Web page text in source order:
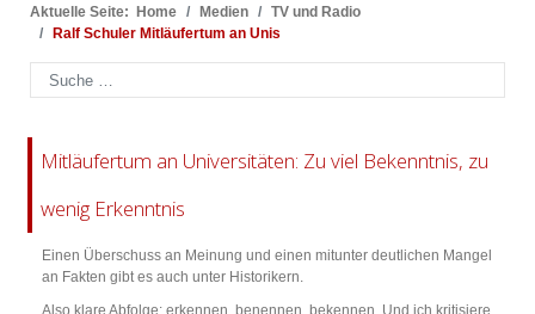
Aktuelle Seite: Home Medien
TV und Radio
Ralf Schuler Mitläufertum an Unis
Suchen
Mitläufertum an Universitäten: Zu viel Bekenntnis, zu
wenig Erkenntnis
Einen Überschuss an Meinung und einen mitunter deutlichen Mangel
an Fakten gibt es auch unter Historikern.